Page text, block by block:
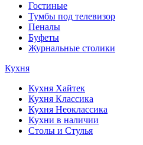
Гостиные
Тумбы под телевизор
Пеналы
Буфеты
Журнальные столики
Кухня
Кухня Хайтек
Кухня Классика
Кухня Неоклассика
Кухни в наличии
Столы и Стулья